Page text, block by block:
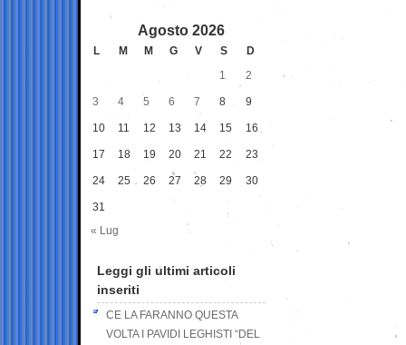
Agosto 2026
L M M G V S
D
1
2
3 4 5 6 7 8 9
10 11 12 13 14 15 16
17 18 19 20 21 22 23
24 25 26 27 28 29 30
31
« Lug
Leggi gli ultimi articoli
inseriti
CE LA FARANNO QUESTA
VOLTA I PAVIDI LEGHISTI “DEL